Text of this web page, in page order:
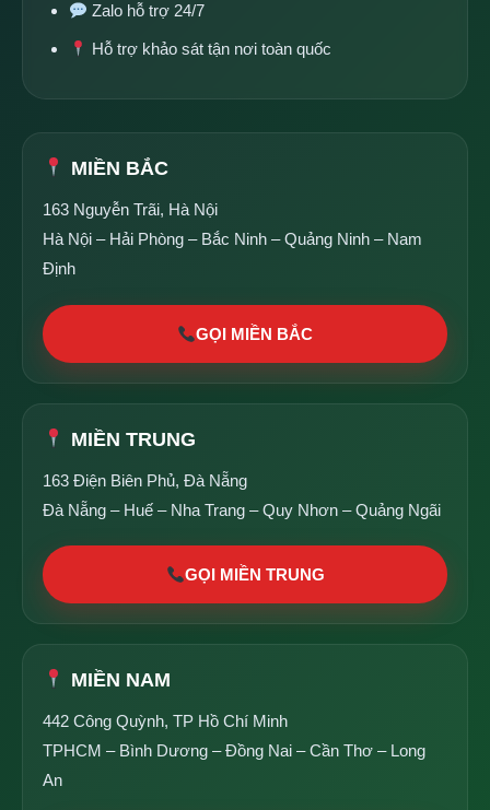
Zalo hỗ trợ 24/7
Hỗ trợ khảo sát tận nơi toàn quốc
MIỀN BẮC
163 Nguyễn Trãi, Hà Nội
Hà Nội – Hải Phòng – Bắc Ninh – Quảng Ninh – Nam
Định
GỌI MIỀN BẮC
MIỀN TRUNG
163 Điện Biên Phủ, Đà Nẵng
Đà Nẵng – Huế – Nha Trang – Quy Nhơn – Quảng Ngãi
GỌI MIỀN TRUNG
MIỀN NAM
442 Công Quỳnh, TP Hồ Chí Minh
TPHCM – Bình Dương – Đồng Nai – Cần Thơ – Long
An